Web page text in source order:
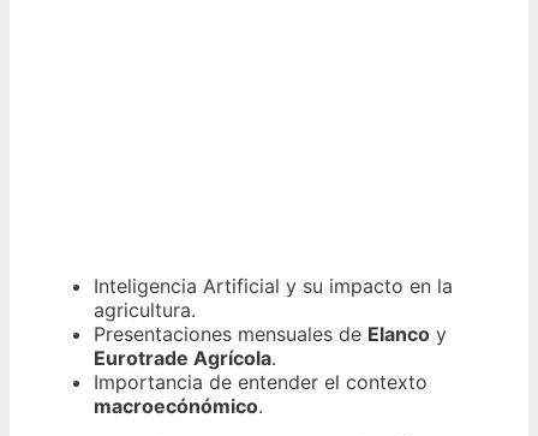
Inteligencia Artificial y su impacto en la
agricultura.
Presentaciones mensuales de Elanco y
Eurotrade Agrícola.
Importancia de entender el contexto
macroecónómico.